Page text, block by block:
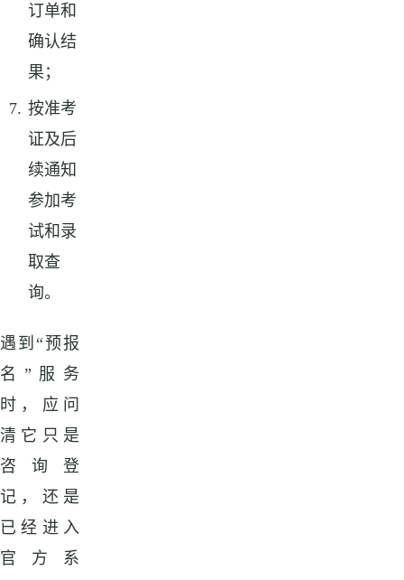
订单和
确认结
果；
按准考
证及后
续通知
参加考
试和录
取查
询。
遇到“预报
名”服务
时，应问
清它只是
咨询登
记，还是
已经进入
官方系